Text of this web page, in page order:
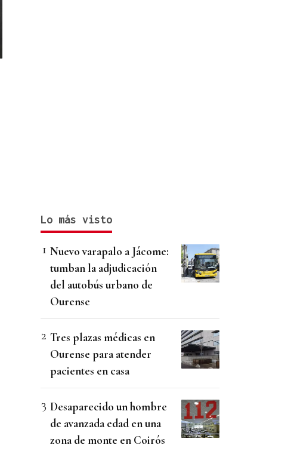
Lo más visto
Nuevo varapalo a Jácome:
tumban la adjudicación
del autobús urbano de
Ourense
Tres plazas médicas en
Ourense para atender
pacientes en casa
Desaparecido un hombre
de avanzada edad en una
zona de monte en Coirós